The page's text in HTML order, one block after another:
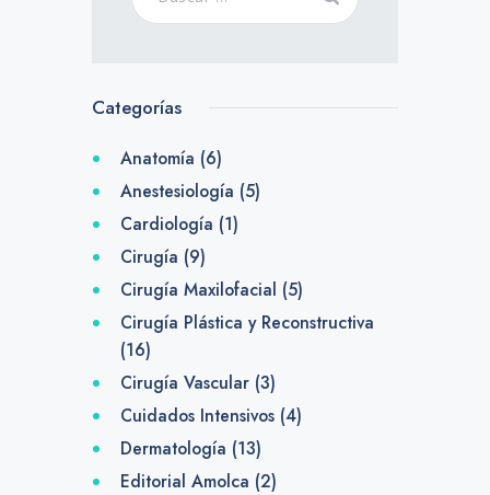
Categorías
Anatomía (6)
Anestesiología (5)
Cardiología (1)
Cirugía (9)
Cirugía Maxilofacial (5)
Cirugía Plástica y Reconstructiva
(16)
Cirugía Vascular(3)
Cuidados Intensivos(4)
Dermatología (13)
Editorial Amolca (2)